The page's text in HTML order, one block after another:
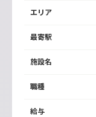
エリア
最寄駅
施設名
職種
給与